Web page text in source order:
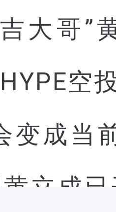
大哥”
空
变成当
立成